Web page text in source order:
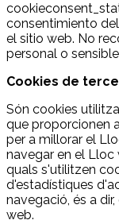
consentimiento
el sitio web. No
personal o
Cookies de
Són cookies
que proporcionen
per a millorar el
navegar en el Lloc
quals s'utilitzen
d'estadístiques
navegació, és a
web.